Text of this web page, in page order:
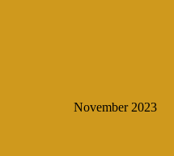
November 2023